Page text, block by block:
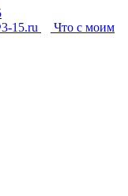
15.ru
Что с моим